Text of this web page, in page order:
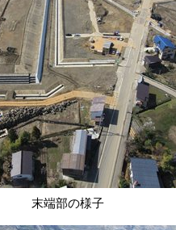
末端部の様子